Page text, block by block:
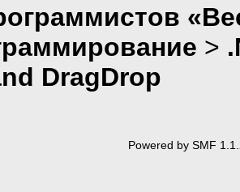
>
DragDrop
Powered by SMF